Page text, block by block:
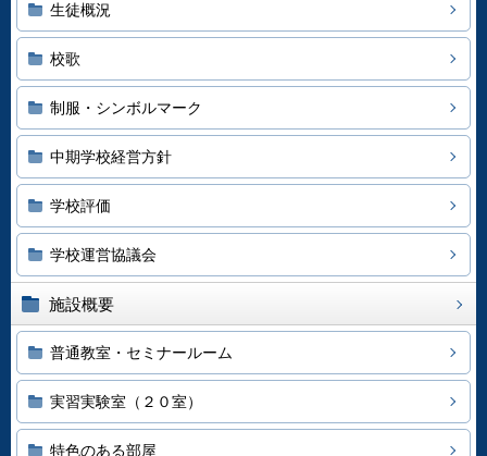
生徒概況
校歌
制服・シンボルマーク
中期学校経営方針
学校評価
学校運営協議会
施設概要
普通教室・セミナールーム
実習実験室（２０室）
特色のある部屋